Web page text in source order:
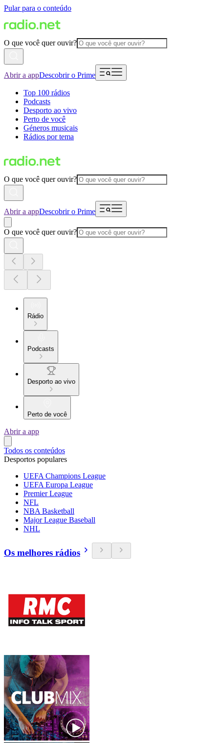
Pular para o conteúdo
O que você quer ouvir?
Abrir a appDescobrir o Prime
Top 100 rádios
Podcasts
Desporto ao vivo
Perto de você
Géneros musicais
Rádios por tema
O que você quer ouvir?
Abrir a appDescobrir o Prime
O que você quer ouvir?
Rádio
Podcasts
Desporto ao vivo
Perto de você
Abrir a app
Todos os conteúdos
Desportos populares
UEFA Champions League
UEFA Europa League
Premier League
NFL
NBA Basketball
Major League Baseball
NHL
Os melhores rádios